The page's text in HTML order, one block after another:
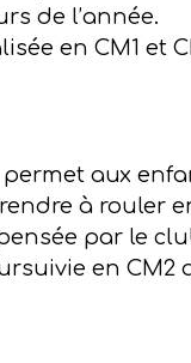
de l’année.
en CM1 et
aux
à rouler
par le
en CM2